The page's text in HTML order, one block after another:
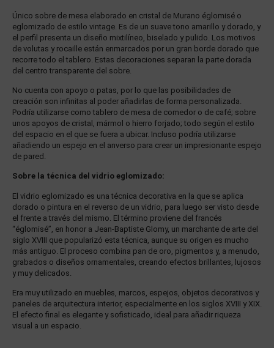
Único sobre de mesa elaborado en cristal de Murano églomisé o
eglomizado de estilo vintage. Es de un suave tono amarillo y dorado, y
el perfil presenta un diseño mixtilíneo, biselado y pulido. Los motivos
de volutas y rocaille están enmarcados por un gran borde dorado que
recorre todo el tablero. Estas decoraciones separan la parte dorada
del centro transparente del sobre.
No cuenta con apoyo o patas, por lo que las posibilidades de
creación son infinitas al poder añadirlas de forma personalizada.
Podría utilizarse como tablero de mesa de comedor o de café; sobre
unos apoyos de cristal, mármol o hierro forjado; todo según el estilo
del espacio en el que se fuera a ubicar. Incluso podría utilizarse
añadiendo un espejo en el anverso para crear un impresionante espejo
de pared.
Sobre la técnica del vidrio eglomizado:
El vidrio eglomizado es una técnica decorativa en la que se aplica
dorado o pintura en el reverso de un vidrio, para luego ser visto desde
el frente a través del mismo. El término proviene del francés
“églomisé”, en honor a Jean-Baptiste Glomy, un marchante de arte del
siglo XVIII que popularizó esta técnica, aunque su origen es mucho
más antiguo. El proceso combina pan de oro, pigmentos y, a menudo,
grabados o diseños ornamentales, creando efectos brillantes, lujosos
y muy delicados.
Era muy utilizado en muebles, marcos, espejos, objetos decorativos y
paneles de arquitectura interior, especialmente en los siglos XVIII y XIX.
El efecto final es elegante y sofisticado, ideal para añadir riqueza
visual a un espacio.